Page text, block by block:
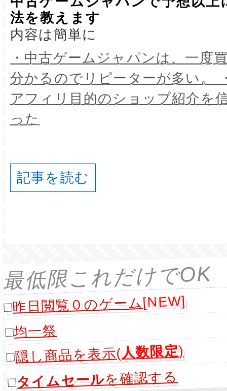
法を教えます
内容は簡単に
・中古ゲームジャパンは、一度
分かるのでリピーターが多い。
アフィリ目的のショップ紹介を
った
記事を読む
最低限これだけでOK
□昨日閲覧０のゲーム[NEW]
□均一祭
□隠し商品を表示(人数限定)
□タイムセールを確認する